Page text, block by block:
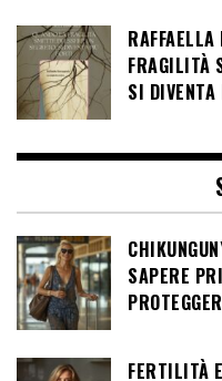
RAFFAELLA
FRAGILITÀ
SI
SAPERE
FERTILITÀ